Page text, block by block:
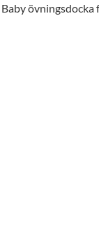
övningsdocka